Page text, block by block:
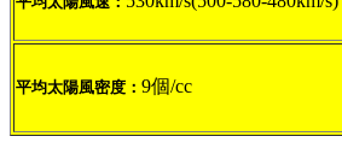
平均太陽風密度： 9個/cc